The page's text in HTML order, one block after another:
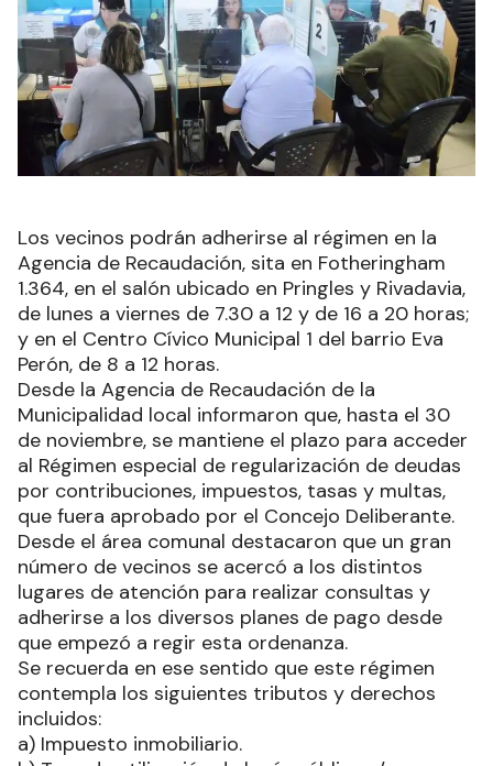
Los vecinos podrán adherirse al régimen en la
Agencia de Recaudación, sita en Fotheringham
1.364, en el salón ubicado en Pringles y Rivadavia,
de lunes a viernes de 7.30 a 12 y de 16 a 20 horas;
y en el Centro Cívico Municipal 1 del barrio Eva
Perón, de 8 a 12 horas.
Desde la Agencia de Recaudación de la
Municipalidad local informaron que, hasta el 30
de noviembre, se mantiene el plazo para acceder
al Régimen especial de regularización de deudas
por contribuciones, impuestos, tasas y multas,
que fuera aprobado por el Concejo Deliberante.
Desde el área comunal destacaron que un gran
número de vecinos se acercó a los distintos
lugares de atención para realizar consultas y
adherirse a los diversos planes de pago desde
que empezó a regir esta ordenanza.
Se recuerda en ese sentido que este régimen
contempla los siguientes tributos y derechos
incluidos:
a) Impuesto inmobiliario.